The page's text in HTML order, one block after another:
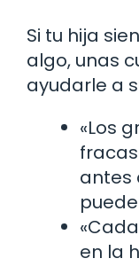
Si tu hija
algo, unas
ayudarle a
«Los
antes
en la